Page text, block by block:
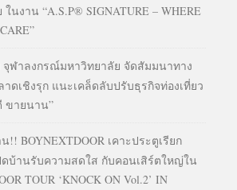
นงาน “A.S.P® SIGNATURE – WHERE
ฬาลงกรณ์มหาวิทยาลัย จัดสัมมนาทาง
ดเชิงรุก แนะเคล็ดลับปรับธุรกิจท่องเที่ยว
ขายนาน”
!! BOYNEXTDOOR เคาะประตูเรียก
ดบ้านรับความสดใส กับคอนเสิร์ตใหญ่ใน
TOUR ‘KNOCK ON Vol.2’ IN